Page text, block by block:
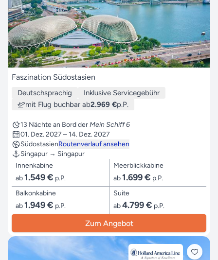
Faszination Südostasien
Deutschsprachig
Inklusive Servicegebühr
mit Flug buchbar ab2.969 €p.P.
13 Nächte an Bord derMein Schiff 6
01. Dez. 2027 – 14. Dez. 2027
SüdostasienRoutenverlauf ansehen
Singapur → Singapur
Innenkabine
ab1.549 € p.P.
Meerblickkabine
ab1.699 € p.P.
Balkonkabine
ab1.949 € p.P.
Suite
ab4.799 € p.P.
Zum Angebot